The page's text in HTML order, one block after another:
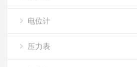
电位计
压力表